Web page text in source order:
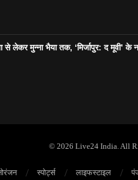
से लेकर मुन्ना भैया तक, ‘मिर्जापुर: द मूवी’ के
© 2026 Live24 India. All
स्पोर्ट्स लाइफस्टाइल